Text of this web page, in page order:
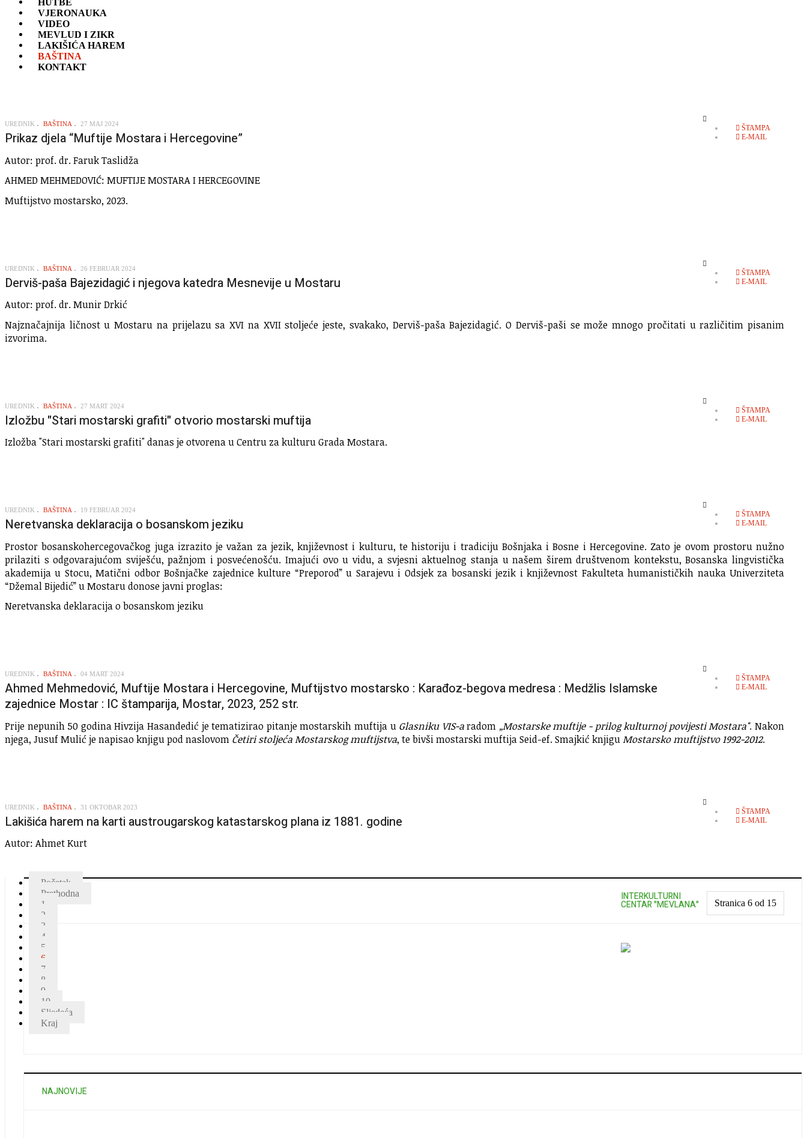
VJERONAUKA
VIDEO
MEVLUD I ZIKR
LAKIŠIĆA HAREM
BAŠTINA
KONTAKT
UREDNIK BAŠTINA 27 MAJ 2024
ŠTAMPA
E-MAIL
Prikaz djela “Muftije Mostara i Hercegovine”
Autor: prof. dr. Faruk Taslidža
AHMED MEHMEDOVIĆ: MUFTIJE MOSTARA I HERCEGOVINE
Muftijstvo mostarsko, 2023.
UREDNIK BAŠTINA 26 FEBRUAR 2024
ŠTAMPA
E-MAIL
Derviš-paša Bajezidagić i njegova katedra Mesnevije u Mostaru
Autor: prof. dr. Munir Drkić
Najznačajnija ličnost u Mostaru na prijelazu sa XVI na XVII stoljeće jeste, svakako, Derviš-paša Bajezidagić. O Derviš-paši se može mnogo pročitati u različitim pisanim
izvorima.
UREDNIK BAŠTINA 27 MART 2024
ŠTAMPA
E-MAIL
Izložbu "Stari mostarski grafiti" otvorio mostarski muftija
Izložba "Stari mostarski grafiti" danas je otvorena u Centru za kulturu Grada Mostara.
UREDNIK BAŠTINA 19 FEBRUAR 2024
ŠTAMPA
E-MAIL
Neretvanska deklaracija o bosanskom jeziku
Prostor bosanskohercegovačkog juga izrazito je važan za jezik, književnost i kulturu, te historiju i tradiciju Bošnjaka i Bosne i Hercegovine. Zato je ovom prostoru nužno
prilaziti s odgovarajućom sviješću, pažnjom i posvećenošću. Imajući ovo u vidu, a svjesni aktuelnog stanja u našem širem društvenom kontekstu, Bosanska lingvistička
akademija u Stocu, Matični odbor Bošnjačke zajednice kulture “Preporod” u Sarajevu i Odsjek za bosanski jezik i književnost Fakulteta humanističkih nauka Univerziteta
“Džemal Bijedić” u Mostaru donose javni proglas:
Neretvanska deklaracija o bosanskom jeziku
UREDNIK BAŠTINA 04 MART 2024
ŠTAMPA
E-MAIL
Ahmed Mehmedović, Muftije Mostara i Hercegovine, Muftijstvo mostarsko : Karađoz-begova medresa : Medžlis Islamske
zajednice Mostar : IC štamparija, Mostar, 2023, 252 str.
Prije nepunih 50 godina Hivzija Hasandedić je tematizirao pitanje mostarskih muftija u Glasniku VIS-aradom „Mostarske muftije - prilog kulturnoj povijesti Mostara". Nakon
njega, Jusuf Mulić je napisao knjigu pod naslovom Četiri stoljeća Mostarskog muftijstva, te bivši mostarski muftija Seid-ef. Smajkić knjiguMostarsko muftijstvo 1992-2012.
UREDNIK BAŠTINA 31 OKTOBAR 2023
ŠTAMPA
E-MAIL
Lakišića harem na karti austrougarskog katastarskog plana iz 1881. godine
Autor: Ahmet Kurt
Stranica 6 od 15
Početak
Prethodna
1
2
3
4
5
6
7
8
9
10
Sljedeća
Kraj
INTERKULTURNI
CENTAR "MEVLANA"
NAJNOVIJE